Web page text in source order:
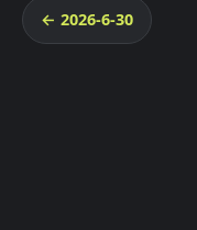
← 2026-6-30